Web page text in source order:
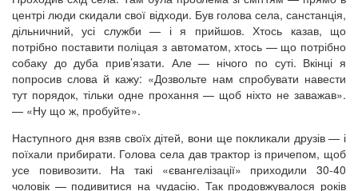
центрі люди скидали свої відходи. Був голова села, санстанція,
дільничний, усі служби — і я прийшов. Хтось казав, що
потрібно поставити поліцая з автоматом, хтось — що потрібно
собаку до дуба прив’язати. Але — нічого по суті. Вкінці я
попросив слова й кажу: «Дозвольте нам спробувати навести
тут порядок, тільки одне прохання — щоб ніхто не заважав».
— «Ну що ж, пробуйте».
Наступного дня взяв своїх дітей, вони ще покликали друзів — і
поїхали прибирати. Голова села дав трактор із причепом, щоб
усе повивозити. На такі «євангелізації» приходили 30-40
чоловік — подивитися на чудасію. Так продовжувалося років